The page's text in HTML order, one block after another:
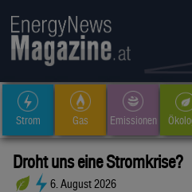
Strom Gas Emissionen
Droht uns eine Stromkrise?
6. August 2026